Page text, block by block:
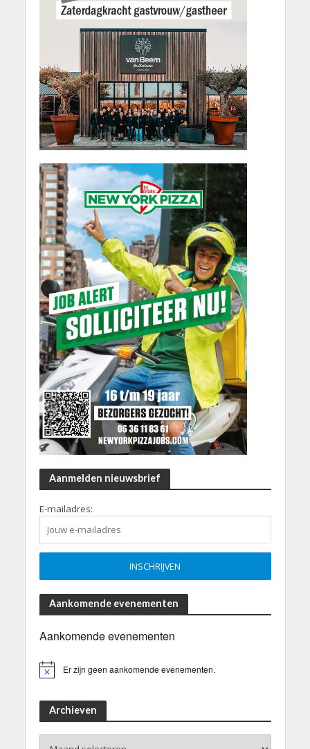
Aanmelden nieuwsbrief
E-mailadres:
Aankomende evenementen
Aankomende evenementen
Er zijn geen aankomende evenementen.
Archieven